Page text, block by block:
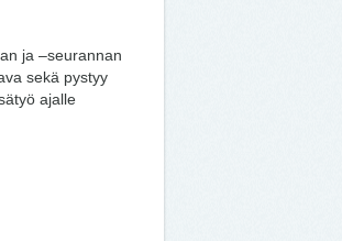
ja –seurannan
sekä pystyy
ajalle